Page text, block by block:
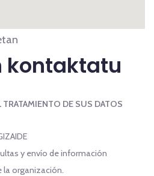
kontaktatu
TRATAMIENTO DE SUS DATOS
y envío de información
la organización.